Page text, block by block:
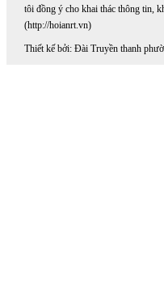
tôi đồng ý cho khai thác thông tin,
(http://hoianrt.vn)
Thiết kế bởi: Đài Truyền thanh